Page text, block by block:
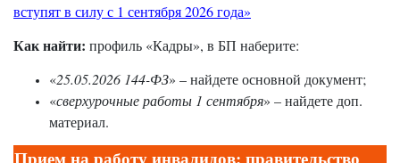
вступят в силу с 1 сентября 2026 года»
Как найти: профиль «Кадры», в БП наберите:
«25.05.2026 144-ФЗ» – найдете основной документ;
«сверхурочные работы 1 сентября» – найдете доп.
материал.
Прием на работу инвалидов: правительство